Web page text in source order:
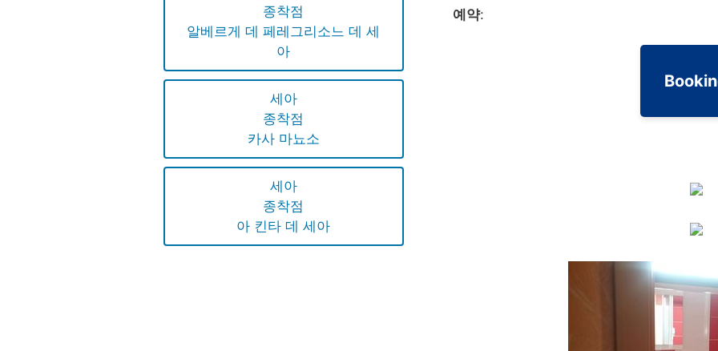
종착점
알베르게 데 페레그리소느 데 세
아
세아
종착점
카사 마뇨소
세아
종착점
아 킨타 데 세아
예약: